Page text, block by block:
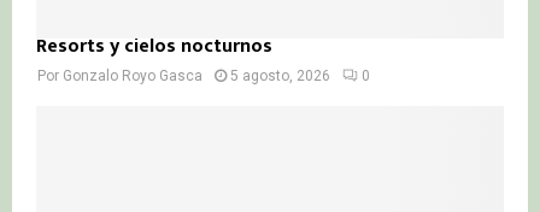
Resorts y cielos nocturnos
Por Gonzalo Royo Gasca 5 agosto, 2026 0